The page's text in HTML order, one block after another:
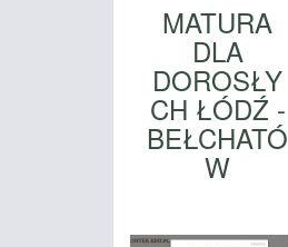
MATURA
DLA
DOROSŁY
CH ŁÓDŹ -
BEŁCHATÓ
W